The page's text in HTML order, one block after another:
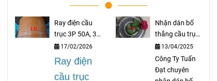
Ray điện cầu
trục 3P 50A, 3P
75A, 3P 100A,
3P 150A, 3P
200A
17/02/2026
Ray điện
cầu trục
Nhận dán bố
thắng cầu trục
theo yêu cầu
13/04/2025
Công Ty Tuấn
Đạt chuyên